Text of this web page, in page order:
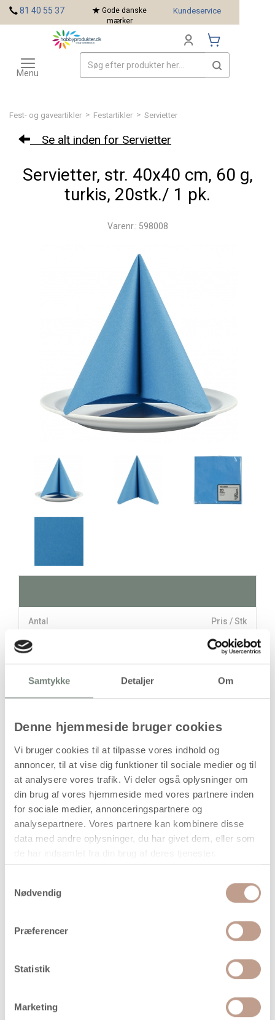
Samtykke Detaljer Om
Denne hjemmeside bruger cookies
Vi bruger cookies til at tilpasse vores indhold og
annoncer, til at vise dig funktioner til sociale medier og til
at analysere vores trafik. Vi deler også oplysninger om
din brug af vores hjemmeside med vores partnere inden
for sociale medier, annonceringspartnere og
analysepartnere. Vores partnere kan kombinere disse
data med andre oplysninger, du har givet dem, eller som
Nødvendig
Præferencer
Statistik
Marketing
Fest- og gaveartikler > Festartikler > Servietter
Se alt inden for Servietter
Servietter, str. 40x40 cm, 60 g,
turkis, 20stk./ 1 pk.
Varenr.: 598008
Antal Pris / Stk
1 stk 77,94 kr.
(62,35kr.ekskl. moms)
Læg i kurven
Din bestilling er først bindende,
når vi har bekræftet din ordre.
På lager
Handelsbetingelser
Ensfarvede, tekstil-lignende 1-lags servietter af god kvalitet
81 40 55 37
Gode danske
mærker
Kundeservice
Toggle
navigation
Menu
Mærker